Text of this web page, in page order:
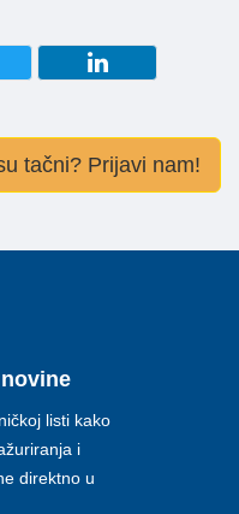
tačni? Prijavi nam!
listi kako
i
direktno u